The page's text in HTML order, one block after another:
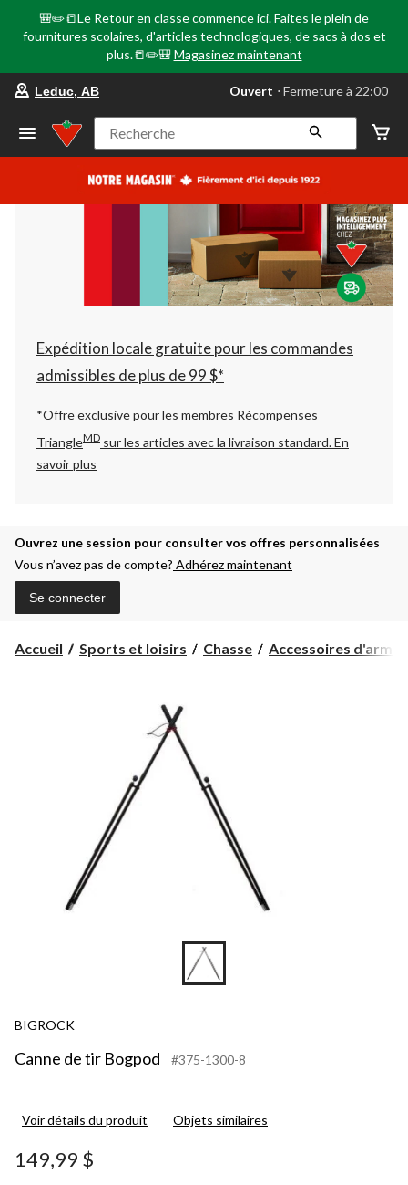
🎒✏️📒Le Retour en classe commence ici. Faites le plein de
fournitures scolaires, d'articles technologiques, de sacs à dos et
plus.📒✏️🎒 Magasinez maintenant
votre
préféré
Leduc,
AB,
courament
Fermeture
à
22:00
cliquer
pour
changer
Leduc, AB Ouvert ⋅ Fermeture à 22:00
Recherche
Expédition locale gratuite pour les commandes
admissibles de plus de 99 $*
*Offre exclusive pour les membres Récompenses
TriangleMD sur les articles avec la livraison standard.En
savoir plus
Ouvrez une session pour consulter vos offres personnalisées
Vous n’avez pas de compte? Adhérez maintenant
Se connecter
Accueil Sports et loisirs Chasse Accessoires
BIGROCK
Canne de tir Bogpod #375-1300-8
Voir détails du produit Objets similaires
149,99 $